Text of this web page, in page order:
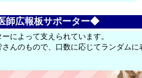
師広報板サポーター◆
によって支えられています。
んのもので、口数に応じてランダムに